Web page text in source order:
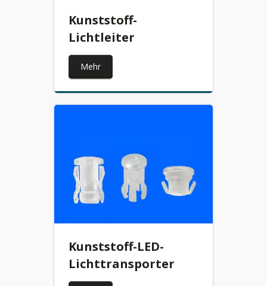
Kunststoff-
Lichtleiter
Mehr
Kunststoff-LED-
Lichttransporter